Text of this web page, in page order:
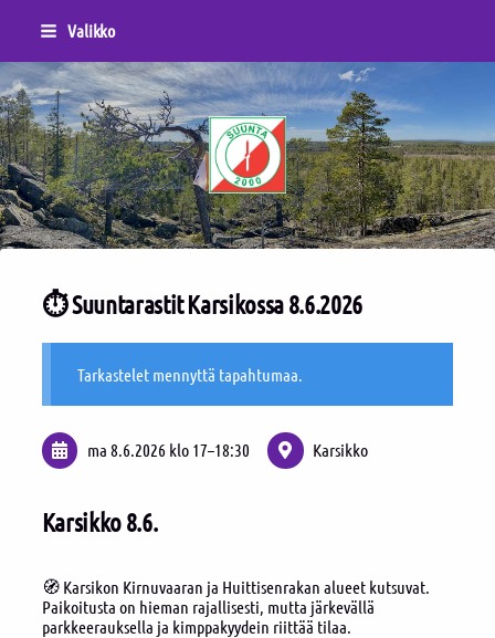
Siirry
sivun
sisältöön
Valikko
Sivuston etusivulle
⏱️ Suuntarastit Karsikossa 8.6.2026
Tarkastelet mennyttä tapahtumaa.
ma 8.6.2026 klo 17–18:30 Karsikko
Karsikko 8.6.
🧭 Karsikon Kirnuvaaran ja Huittisenrakan alueet kutsuvat.
Paikoitusta on hieman rajallisesti, mutta järkevällä
parkkeerauksella ja kimppakyydein riittää tilaa.